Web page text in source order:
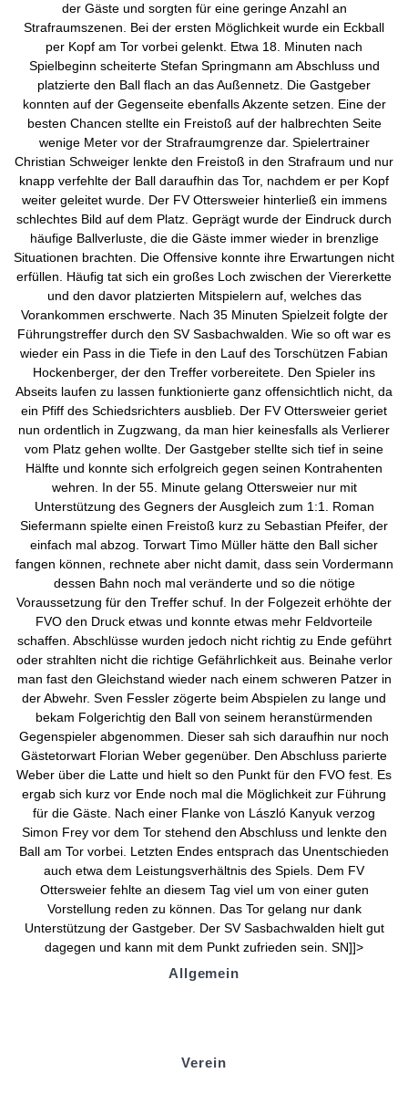
der Gäste und sorgten für eine geringe Anzahl an
Strafraumszenen. Bei der ersten Möglichkeit wurde ein Eckball
per Kopf am Tor vorbei gelenkt. Etwa 18. Minuten nach
Spielbeginn scheiterte Stefan Springmann am Abschluss und
platzierte den Ball flach an das Außennetz. Die Gastgeber
konnten auf der Gegenseite ebenfalls Akzente setzen. Eine der
besten Chancen stellte ein Freistoß auf der halbrechten Seite
wenige Meter vor der Strafraumgrenze dar. Spielertrainer
Christian Schweiger lenkte den Freistoß in den Strafraum und nur
knapp verfehlte der Ball daraufhin das Tor, nachdem er per Kopf
weiter geleitet wurde. Der FV Ottersweier hinterließ ein immens
schlechtes Bild auf dem Platz. Geprägt wurde der Eindruck durch
häufige Ballverluste, die die Gäste immer wieder in brenzlige
Situationen brachten. Die Offensive konnte ihre Erwartungen nicht
erfüllen. Häufig tat sich ein großes Loch zwischen der Viererkette
und den davor platzierten Mitspielern auf, welches das
Vorankommen erschwerte. Nach 35 Minuten Spielzeit folgte der
Führungstreffer durch den SV Sasbachwalden. Wie so oft war es
wieder ein Pass in die Tiefe in den Lauf des Torschützen Fabian
Hockenberger, der den Treffer vorbereitete. Den Spieler ins
Abseits laufen zu lassen funktionierte ganz offensichtlich nicht, da
ein Pfiff des Schiedsrichters ausblieb. Der FV Ottersweier geriet
nun ordentlich in Zugzwang, da man hier keinesfalls als Verlierer
vom Platz gehen wollte. Der Gastgeber stellte sich tief in seine
Hälfte und konnte sich erfolgreich gegen seinen Kontrahenten
wehren. In der 55. Minute gelang Ottersweier nur mit
Unterstützung des Gegners der Ausgleich zum 1:1. Roman
Siefermann spielte einen Freistoß kurz zu Sebastian Pfeifer, der
einfach mal abzog. Torwart Timo Müller hätte den Ball sicher
fangen können, rechnete aber nicht damit, dass sein Vordermann
dessen Bahn noch mal veränderte und so die nötige
Voraussetzung für den Treffer schuf. In der Folgezeit erhöhte der
FVO den Druck etwas und konnte etwas mehr Feldvorteile
schaffen. Abschlüsse wurden jedoch nicht richtig zu Ende geführt
oder strahlten nicht die richtige Gefährlichkeit aus. Beinahe verlor
man fast den Gleichstand wieder nach einem schweren Patzer in
der Abwehr. Sven Fessler zögerte beim Abspielen zu lange und
bekam Folgerichtig den Ball von seinem heranstürmenden
Gegenspieler abgenommen. Dieser sah sich daraufhin nur noch
Gästetorwart Florian Weber gegenüber. Den Abschluss parierte
Weber über die Latte und hielt so den Punkt für den FVO fest. Es
ergab sich kurz vor Ende noch mal die Möglichkeit zur Führung
für die Gäste. Nach einer Flanke von László Kanyuk verzog
Simon Frey vor dem Tor stehend den Abschluss und lenkte den
Ball am Tor vorbei. Letzten Endes entsprach das Unentschieden
auch etwa dem Leistungsverhältnis des Spiels. Dem FV
Ottersweier fehlte an diesem Tag viel um von einer guten
Vorstellung reden zu können. Das Tor gelang nur dank
Unterstützung der Gastgeber. Der SV Sasbachwalden hielt gut
dagegen und kann mit dem Punkt zufrieden sein. SN]]>
Allgemein
Verein